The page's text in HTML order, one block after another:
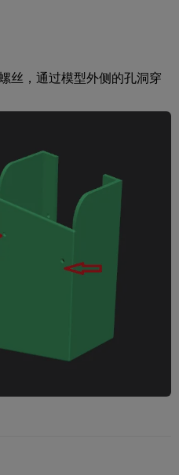
丝，通过模型外侧的孔洞穿